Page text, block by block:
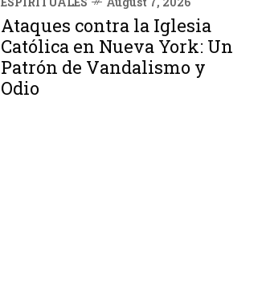
Ataques contra la Iglesia
Católica en Nueva York: Un
Patrón de Vandalismo y
Odio